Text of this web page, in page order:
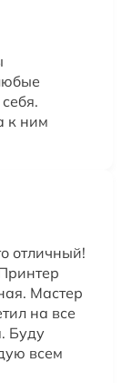
к ним
отличный!
Мастер
на все
Буду
всем